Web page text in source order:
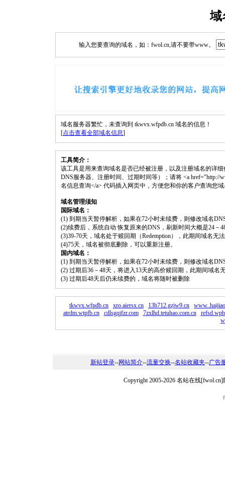
域
输入您要查询的域名，如：fwol.cn,请不要带www。
域名服务器繁忙，未查询到 tkwvx.wfpdb.cn 域名的信息！
[点击查看全部域名信息]
工具简介：
该工具是用来查询域名是否已经被注册，以及注册域名的详
DNS服务器、注册时间、过期时间等）；请将 <a href="http://
名信息查询</a> 代码插入网页中，方便您和你的客户查询您
域名管理须知
国际域名：
(1) 到期当天暂停解析，如果在72小时未续费，则修改域名
(2)续费后，系统自动 恢复原来的DNS，刷新时间大概是24－
(3)39-70天，域名处于赎回期（Redemption），此期间域名无
(4)75天，域名被彻底删除，可以重新注册。
国内域名：
(1) 到期当天暂停解析，如果在72小时未续费，则修改域名
(2) 过期后36－48天，将进入13天的高价赎回期，此期间域名
(3) 过期后48天后仍未续费的，域名将随时被删除
tkwvx.wfpdb.cn xro.aiersx.cn 13b712.gzjw9.cn
atrdm.wtpfb.cn
cdlsgqjfzr.com 7zxlhd.tetuhao.com.cn
新站登录--网站简介--流量交换--名站收藏夹--广告
Copyright 2005-2026 名站在线